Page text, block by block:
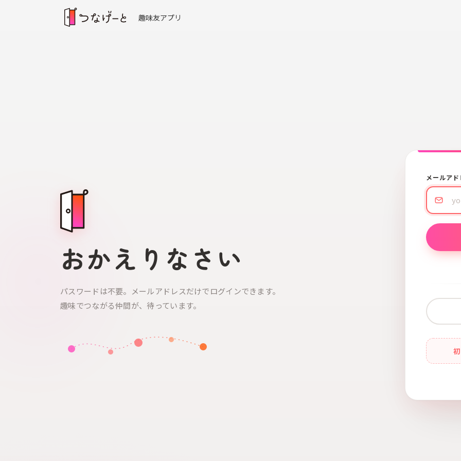
趣味友アプリ
おかえりなさい
パスワードは不要。メールアドレスだけでログインできます。
趣味でつながる仲間が、待っています。
メールア